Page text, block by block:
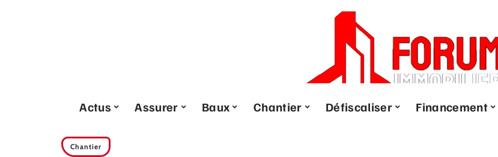
Actus Assurer Baux Chantier Défiscaliser Financement
Chantier